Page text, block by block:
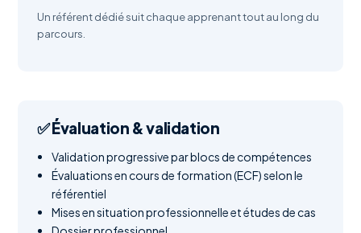
Un référent dédié suit chaque apprenant tout au long du
parcours.
✅ Évaluation & validation
Validation progressive par blocs de compétences
Évaluations en cours de formation (ECF) selon le
référentiel
Mises en situation professionnelle et études de cas